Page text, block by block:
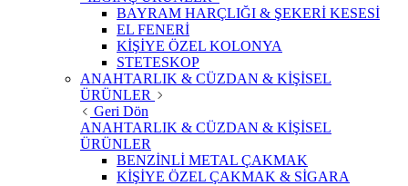
BAYRAM HARÇLIĞI & ŞEKERİ KESESİ
EL FENERİ
KİŞİYE ÖZEL KOLONYA
STETESKOP
ANAHTARLIK & CÜZDAN & KİŞİSEL
ÜRÜNLER
Geri Dön
ANAHTARLIK & CÜZDAN & KİŞİSEL
ÜRÜNLER
BENZİNLİ METAL ÇAKMAK
KİŞİYE ÖZEL ÇAKMAK & SİGARA